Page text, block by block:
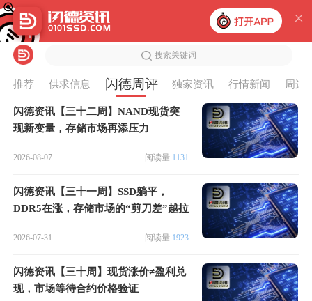
搜索关键词
推荐 供求信息 闪德周评 独家资讯 行情新闻 周边
闪德资讯【三十二周】NAND现货突
现新变量，存储市场再添压力
2026-08-07 阅读量 1131
闪德资讯【三十一周】SSD躺平，
DDR5在涨，存储市场的“剪刀差”越拉
2026-07-31 阅读量 1923
闪德资讯【三十周】现货涨价≠盈利兑
现，市场等待合约价格验证